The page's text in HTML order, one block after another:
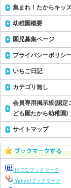
集まれ！たからキッ
幼稚園概要
園児募集ページ
プライバシーポリシ
いちご日記
カテゴリ無し
会員専用掲示板(認定
ども園たから幼稚園)
サイトマップ
はてなブックマーク
Yahoo!ブックマーク